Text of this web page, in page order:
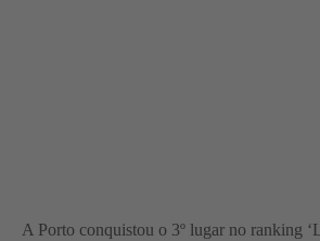
A Porto conquistou o 3º lugar no ranking